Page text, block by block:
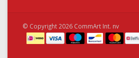
© Copyright 2026 CommArt Int. nv